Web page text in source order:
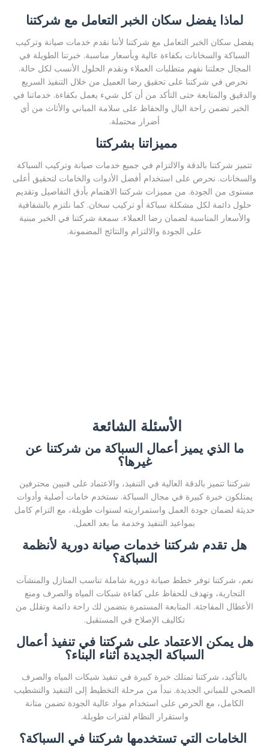
لماذا يفضل سكان الخبر التعامل مع شركتنا
يفضل سكان الخبر التعامل مع شركتنا لأننا نقدم خدمات صيانة وتركيب
السباكة والسخانات بكفاءة عالية وبأسعار مناسبة. خبرتنا الطويلة في
المجال جعلتنا نفهم متطلبات العملاء ونقدم الحلول الأنسب لكل حالة.
نحرص في شركتنا على تحقيق رضا العميل من خلال التنفيذ السريع
والدقيق والمتابعة حتى التأكد من أن كل شيء يعمل بكفاءة. خدماتنا في
الخبر تضمن راحة البال والحفاظ على سلامة المباني والأثاث من أي
أضرار محتملة.
مميزاتنا بشركتنا
تتميز شركتنا بالدقة والالتزام في جميع خدمات صيانة وتركيب السباكة
والسخانات. نحرص على استخدام أفضل الأدوات والخامات لتحقيق أعلى
مستوى من الجودة. من مميزات شركتنا الاهتمام بأدق التفاصيل وتقديم
حلول دائمة لكل مشكلة سباكة أو تركيب سخان. كما نلتزم بالشفافية
والأسعار المناسبة لضمان رضا العملاء. سمعة شركتنا في الخبر مبنية
على الجودة والالتزام والنتائج المضمونة.
الأسئلة الشائعة
ما الذي يميز أعمال السباكة من شركتنا عن
غيرها؟
شركتنا تتميز بالدقة العالية في التنفيذ، والاعتماد على فنيين محترفين
يمتلكون خبرة كبيرة في مجال السباكة. نستخدم خامات أصلية وأدوات
حديثة لضمان جودة العمل واستمراريته لسنوات طويلة، مع التزام كامل
بمواعيد التنفيذ وخدمة ما بعد العمل.
هل تقدم شركتنا خدمات صيانة دورية لأنظمة
السباكة؟
نعم، شركتنا توفر خطط صيانة دورية شاملة تناسب المنازل والمنشآت
التجارية، وتهدف للحفاظ على كفاءة شبكات المياه والصرف ومنع
الأعطال المفاجئة. المتابعة المستمرة بتضمن لك راحة دائمة وتقلل من
تكاليف الإصلاح في المستقبل.
هل يمكن الاعتماد على شركتنا في تنفيذ أعمال
السباكة الجديدة أثناء البناء؟
بالتأكيد، شركتنا تمتلك خبرة كبيرة في تنفيذ شبكات المياه والصرف
الصحي للمباني الجديدة. نبدأ من مرحلة التخطيط إلى التنفيذ والتشطيب
الكامل، مع الحرص على استخدام مواد عالية الجودة تضمن متانة
واستقرار النظام لفترات طويلة.
الخامات التي تستخدمها شركتنا في السباكة؟